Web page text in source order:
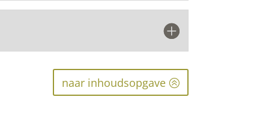
naar inhoudsopgave